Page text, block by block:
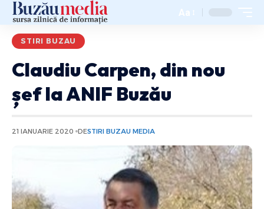
Aa
STIRI BUZAU
Claudiu Carpen, din nou
șef la ANIF Buzău
21 IANUARIE 2020 DESTIRI BUZAU MEDIA